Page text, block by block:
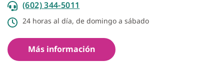
(602) 344-5011
24 horas al día, de domingo a sábado
Más información